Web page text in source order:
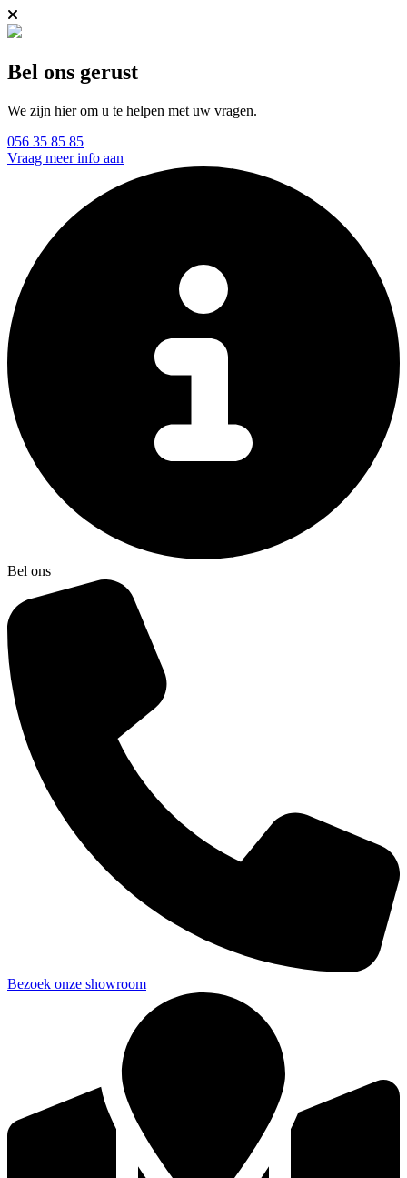
Bel ons gerust
We zijn hier om u te helpen met uw vragen.
056 35 85 85
Vraag meer info aan
Bel ons
Bezoek onze showroom